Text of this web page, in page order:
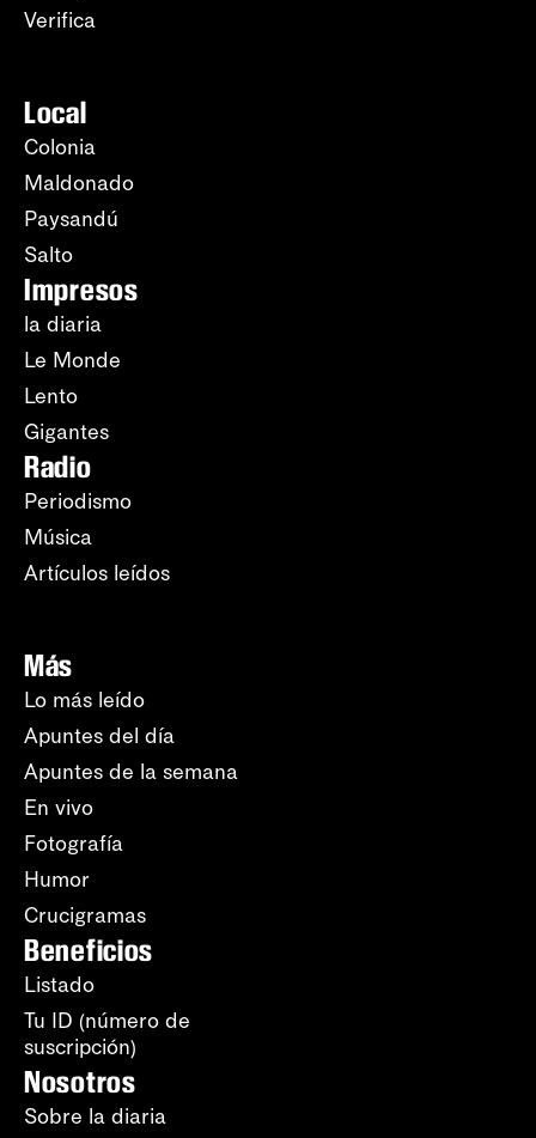
Verifica
Local
Colonia
Maldonado
Paysandú
Salto
Impresos
la diaria
Le Monde
Lento
Gigantes
Radio
Periodismo
Música
Artículos leídos
Más
Lo más leído
Apuntes del día
Apuntes de la semana
En vivo
Fotografía
Humor
Crucigramas
Beneficios
Listado
Tu ID (número de
suscripción)
Nosotros
Sobre la diaria